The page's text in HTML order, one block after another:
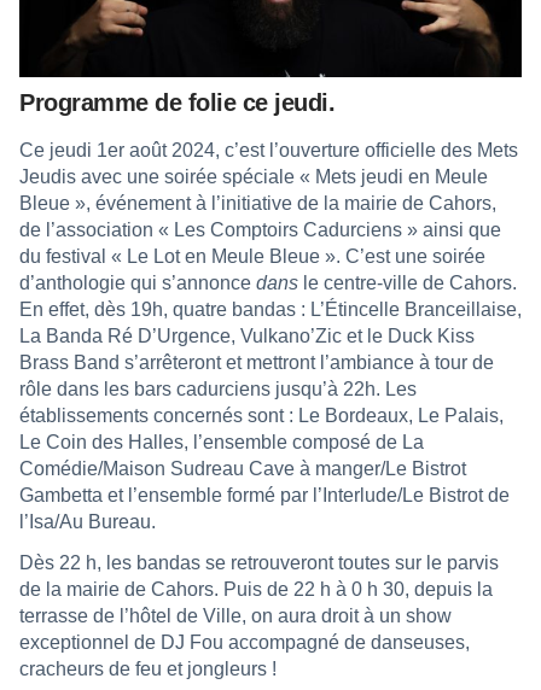
Programme de folie ce jeudi.
Ce jeudi 1er août 2024, c’est l’ouverture officielle des Mets
Jeudis avec une soirée spéciale « Mets jeudi en Meule
Bleue », événement à l’initiative de la mairie de Cahors,
de l’association « Les Comptoirs Cadurciens » ainsi que
du festival « Le Lot en Meule Bleue ». C’est une soirée
d’anthologie qui s’annonce dans le centre-ville de Cahors.
En effet, dès 19h, quatre bandas : L’Étincelle Branceillaise,
La Banda Ré D’Urgence, Vulkano’Zic et le Duck Kiss
Brass Band s’arrêteront et mettront l’ambiance à tour de
rôle dans les bars cadurciens jusqu’à 22h. Les
établissements concernés sont : Le Bordeaux, Le Palais,
Le Coin des Halles, l’ensemble composé de La
Comédie/Maison Sudreau Cave à manger/Le Bistrot
Gambetta et l’ensemble formé par l’Interlude/Le Bistrot de
l’Isa/Au Bureau.
Dès 22 h, les bandas se retrouveront toutes sur le parvis
de la mairie de Cahors. Puis de 22 h à 0 h 30, depuis la
terrasse de l’hôtel de Ville, on aura droit à un show
exceptionnel de DJ Fou accompagné de danseuses,
cracheurs de feu et jongleurs !